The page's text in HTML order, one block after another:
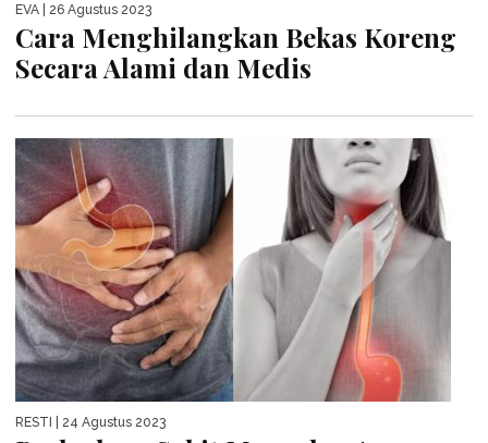
EVA | 26 Agustus 2023
Cara Menghilangkan Bekas Koreng
Secara Alami dan Medis
RESTI | 24 Agustus 2023